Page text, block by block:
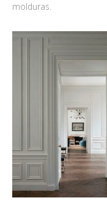
molduras.